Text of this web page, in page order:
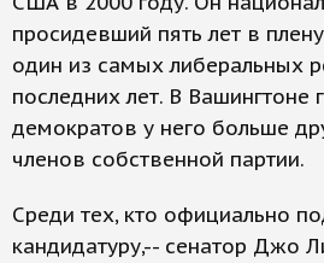
просидевший пять лет в
один из самых либеральных
последних лет. В Вашингтоне
демократов у него больше
членов собственной партии.
Среди тех, кто официально
кандидатуру,-- сенатор Джо